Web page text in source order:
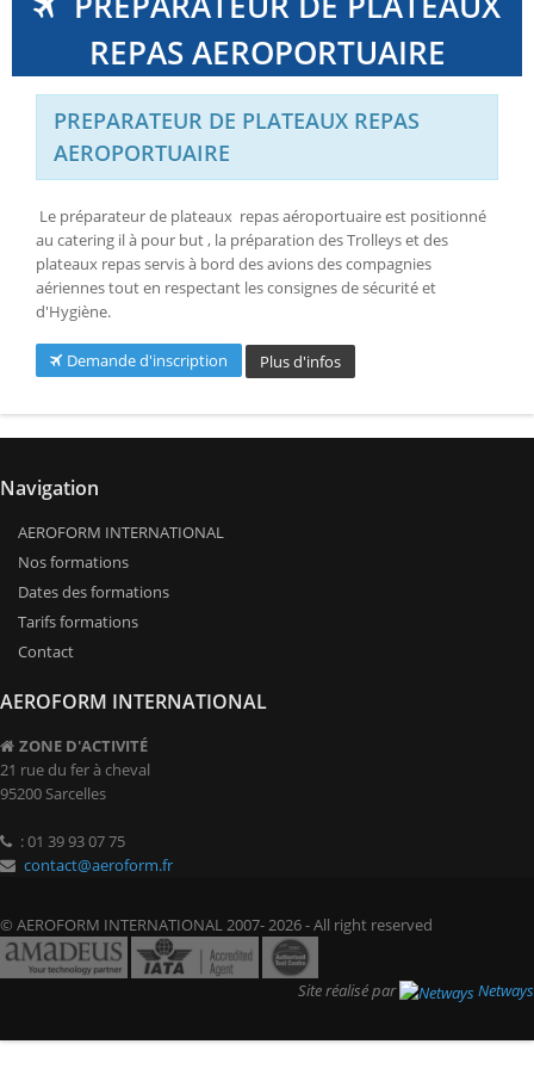
REPAS AEROPORTUAIRE
PREPARATEUR DE PLATEAUX REPAS
AEROPORTUAIRE
Le préparateur de plateaux repas aéroportuaire est positionné
au catering il à pour but , la préparation des Trolleys et des
plateaux repas servis à bord des avions des compagnies
aériennes tout en respectant les consignes de sécurité et
d'Hygiène.
Demande d'inscription Plus d'infos
Navigation
AEROFORM INTERNATIONAL
Nos formations
Dates des formations
Tarifs formations
Contact
AEROFORM INTERNATIONAL
ZONE D'ACTIVITÉ
21 rue du fer à cheval
95200 Sarcelles
: 01 39 93 07 75
contact@aeroform.fr
© AEROFORM INTERNATIONAL 2007- 2026 - All right reserved
Site réalisé par Netways